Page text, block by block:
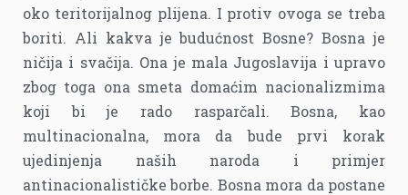
oko teritorijalnog plijena. I protiv ovoga se treba
boriti. Ali kakva je budućnost Bosne? Bosna je
ničija i svačija. Ona je mala Jugoslavija i upravo
zbog toga ona smeta domaćim nacionalizmima
koji bi je rado rasparčali. Bosna, kao
multinacionalna, mora da bude prvi korak
ujedinjenja naših naroda i primjer
antinacionalističke borbe. Bosna mora da postane